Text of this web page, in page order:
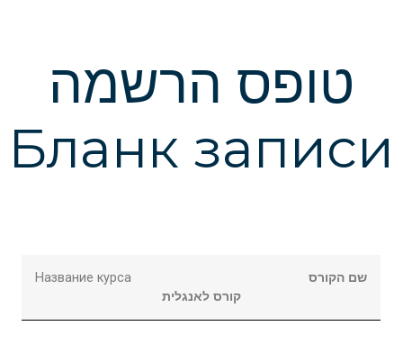
טופס הרשמה
Бланк записи
Название курса
שם הקורס
קורס לאנגלית